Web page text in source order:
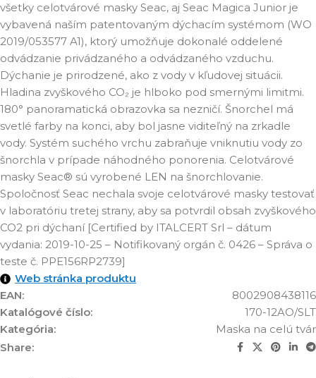
všetky celotvárové masky Seac, aj Seac Magica Junior je
vybavená naším patentovaným dýchacím systémom (WO
2019/053577 A1), ktorý umožňuje dokonalé oddelené
odvádzanie privádzaného a odvádzaného vzduchu.
Dýchanie je prirodzené, ako z vody v kľudovej situácii.
Hladina zvyškového CO₂ je hlboko pod smernými limitmi.
180° panoramatická obrazovka sa nezničí. Šnorchel má
svetlé farby na konci, aby bol jasne viditeľný na zrkadle
vody. Systém suchého vrchu zabraňuje vniknutiu vody zo
šnorchla v prípade náhodného ponorenia. Celotvárové
masky Seac® sú vyrobené LEN na šnorchlovanie.
Spoločnosť Seac nechala svoje celotvárové masky testovať
v laboratóriu tretej strany, aby sa potvrdil obsah zvyškového
CO2 pri dýchaní [Certified by ITALCERT Srl – dátum
vydania: 2019-10-25 – Notifikovaný orgán č. 0426 – Správa o
teste č. PPE156RP2739]
Web stránka produktu
EAN:
8002908438116
Katalógové číslo:
170-12AO/SLT
Kategória:
Maska na celú tvár
Share: